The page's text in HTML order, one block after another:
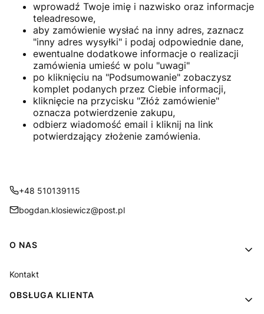
wprowadź Twoje imię i nazwisko oraz informacje
teleadresowe,
aby zamówienie wysłać na inny adres, zaznacz
"inny adres wysyłki" i podaj odpowiednie dane,
ewentualne dodatkowe informacje o realizacji
zamówienia umieść w polu "uwagi"
po kliknięciu na "Podsumowanie" zobaczysz
komplet podanych przez Ciebie informacji,
kliknięcie na przycisku "Złóż zamówienie"
oznacza potwierdzenie zakupu,
odbierz wiadomość email i kliknij na link
potwierdzający złożenie zamówienia.
+48 510139115
bogdan.klosiewicz@post.pl
Linki w stopce
O NAS
Kontakt
OBSŁUGA KLIENTA